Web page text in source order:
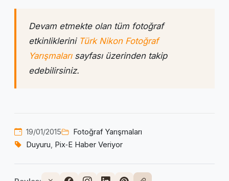
Devam etmekte olan tüm fotoğraf
etkinliklerini Türk Nikon Fotoğraf
Yarışmalarısayfası üzerinden takip
edebilirsiniz.
19/01/2015
Fotoğraf Yarışmaları
Duyuru, Pix‑E Haber Veriyor